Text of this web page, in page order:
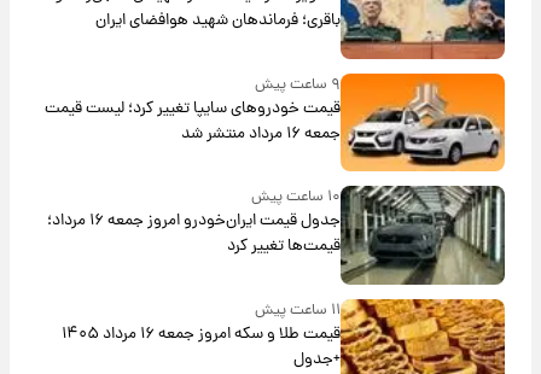
باقری؛ فرماندهان شهید هوافضای ایران
۹ ساعت پیش
قیمت خودروهای سایپا تغییر کرد؛ لیست قیمت
جمعه ۱۶ مرداد منتشر شد
۱۰ ساعت پیش
جدول قیمت ایران‌خودرو امروز جمعه ۱۶ مرداد؛
قیمت‌ها تغییر کرد
۱۱ ساعت پیش
قیمت طلا و سکه امروز جمعه ۱۶ مرداد ۱۴۰۵
+جدول